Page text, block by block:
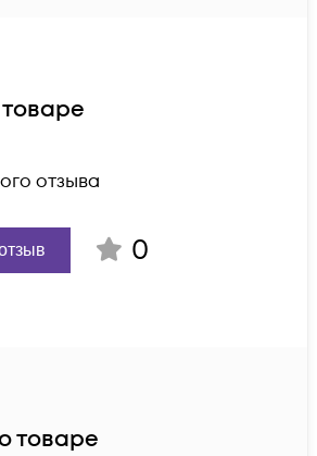
отзыва
0
товаре